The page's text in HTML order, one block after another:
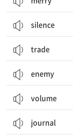
silence
trade
enemy
volume
journal